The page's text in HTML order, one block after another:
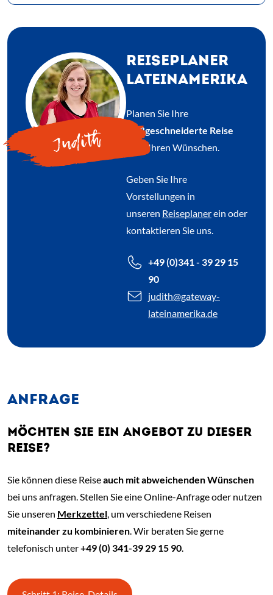
Judith
REISEPLANER
LATEINAMERIKA
Planen Sie Ihre
maßgeschneiderte Reise
nach Ihren Wünschen.
Geben Sie Ihre
Vorstellungen in
unseren Reiseplanerein oder
kontaktieren Sie uns.
+49 (0)341 - 39 29 15
90
judith@gateway-
lateinamerika.de
ANFRAGE
MÖCHTEN SIE EIN ANGEBOT ZU DIESER
REISE?
Sie können diese Reiseauch mit abweichenden Wünschen
bei uns anfragen. Stellen Sie eine Online-Anfrage oder nutzen
Sie unseren Merkzettel , um verschiedene Reisen
miteinander zu kombinieren . Wir beraten Sie gerne
telefonisch unter+49 (0) 341-39 29 15 90